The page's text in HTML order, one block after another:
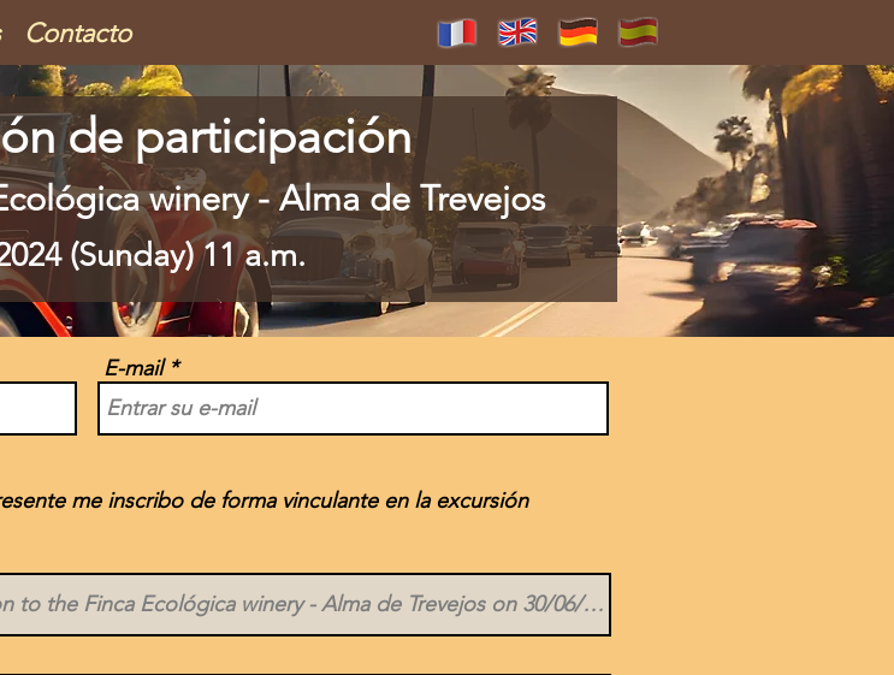
Contacto
de participación
winery - Alma de Trevejos
(Sunday) 11 a.m.
E-mail
me inscribo de forma vinculante en la excursión